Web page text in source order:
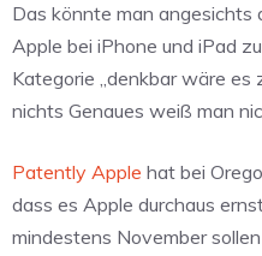
Das könnte man angesichts
Apple bei iPhone und iPad
Kategorie „denkbar wäre es
nichts Genaues weiß man
Patently Apple hat bei
dass es Apple durchaus
mindestens November